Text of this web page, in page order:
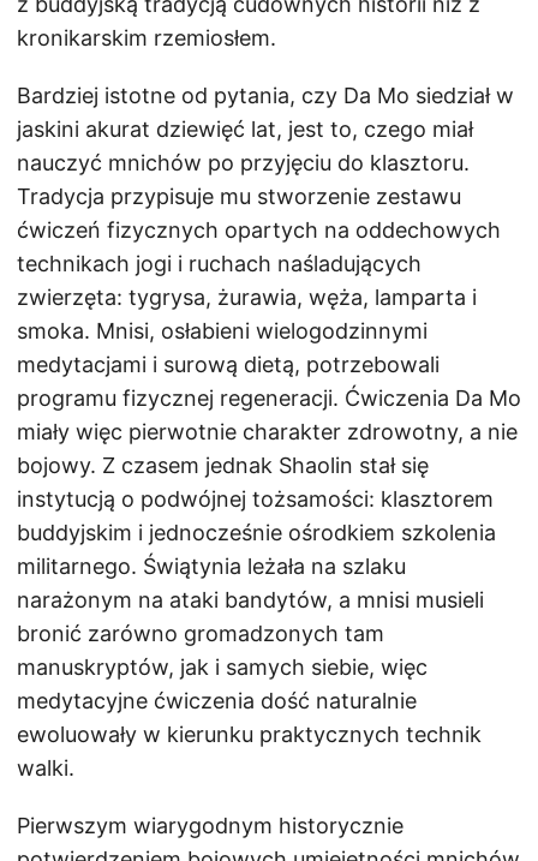
kronikarskim rzemiosłem.
Bardziej istotne od pytania, czy Da Mo siedział w
jaskini akurat dziewięć lat, jest to, czego miał
nauczyć mnichów po przyjęciu do klasztoru.
Tradycja przypisuje mu stworzenie zestawu
ćwiczeń fizycznych opartych na oddechowych
technikach jogi i ruchach naśladujących
zwierzęta: tygrysa, żurawia, węża, lamparta i
smoka. Mnisi, osłabieni wielogodzinnymi
medytacjami i surową dietą, potrzebowali
programu fizycznej regeneracji. Ćwiczenia Da Mo
miały więc pierwotnie charakter zdrowotny, a nie
bojowy. Z czasem jednak Shaolin stał się
instytucją o podwójnej tożsamości: klasztorem
buddyjskim i jednocześnie ośrodkiem szkolenia
militarnego. Świątynia leżała na szlaku
narażonym na ataki bandytów, a mnisi musieli
bronić zarówno gromadzonych tam
manuskryptów, jak i samych siebie, więc
medytacyjne ćwiczenia dość naturalnie
ewoluowały w kierunku praktycznych technik
walki.
Pierwszym wiarygodnym historycznie